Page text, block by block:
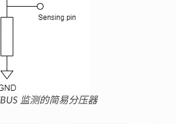
监测的简易分压器